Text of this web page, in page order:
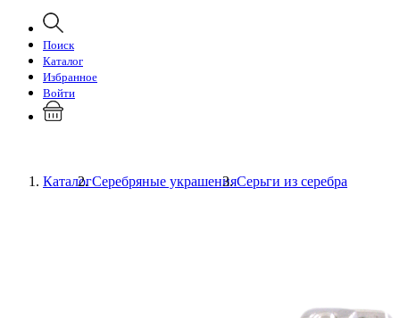
Поиск
Каталог
Избранное
Войти
КаталогСеребряные украшенияСерьги из серебра